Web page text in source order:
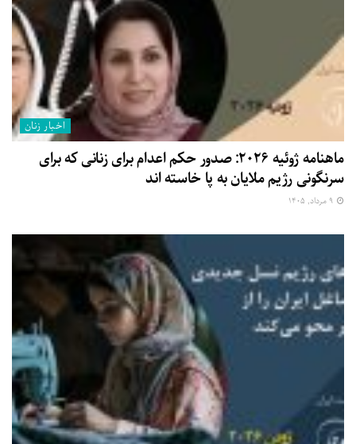
اخبار زنان
ماهنامه ژوئیه ۲۰۲۶: صدور حکم اعدام برای زنانی که برای
سرنگونی رژیم ملایان به پا خاسته اند